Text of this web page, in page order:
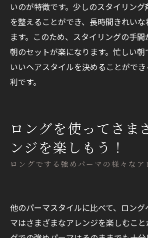
いのが特徴です。少しのスタイリン
を整えることができ、長時間きれい
ます。このため、スタイリングの手
朝のセットが楽になります。忙しい
いいヘアスタイルを決めることがで
利です。
ロングでする強めパーマの様々なア
ロングを使ってさま
ンジを楽しもう！
他のパーマスタイルに比べて、ロン
マはさまざまなアレンジを楽しむこ